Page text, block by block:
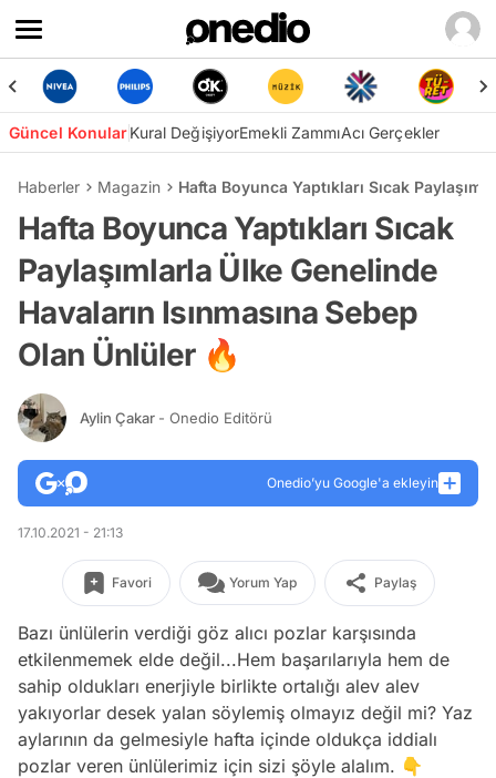
Güncel KonularKural DeğişiyorEmekli ZammıAcı Gerçekler
Haberler Magazin Hafta Boyunca Yaptıkları Sıcak
Hafta Boyunca Yaptıkları Sıcak
Paylaşımlarla Ülke Genelinde
Havaların Isınmasına Sebep
Olan Ünlüler 🔥
Aylin Çakar - Onedio Editörü
Onedio’yu Google'a ekleyin
17.10.2021 - 21:13
Favori Yorum Yap Paylaş
Bazı ünlülerin verdiği göz alıcı pozlar karşısında
etkilenmemek elde değil...Hem başarılarıyla hem de
sahip oldukları enerjiyle birlikte ortalığı alev alev
yakıyorlar desek yalan söylemiş olmayız değil mi? Yaz
aylarının da gelmesiyle hafta içinde oldukça iddialı
pozlar veren ünlülerimiz için sizi şöyle alalım. 👇